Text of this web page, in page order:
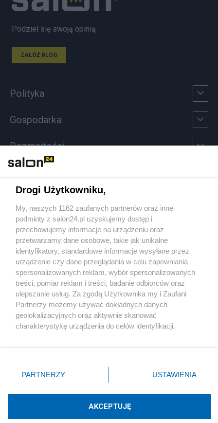
Podziel się swoją opinią
ZAŁÓŻ BLOG
Polityka
Gospodarka
Rozmaitości
Sport
Społeczeństwo
Kultura
X Facebook Instagram Youtube
Technologię dostarcza:W3media.pl
Drogi Użytkowniku,
My, naszych 1162 zaufanych partnerów oraz inne
podmioty z salon24.pl uzyskujemy dostęp i
przechowujemy informacje na urządzeniu oraz
przetwarzamy dane osobowe, takie jak unikalne
identyfikatory, standardowe informacje wysyłane przez
urządzenie czy dane przeglądania w celu zapewniania
spersonalizowanych reklam, wybór spersonalizowanych
treści, pomiar reklam i treści, badanie odbiorców oraz
ulepszanie usług. Za zgodą Użytkownika my i Zaufani
Partnerzy możemy używać dokładnych danych
geolokalizacyjnych oraz aktywnie skanować
charakterystykę urządzenia do celów identyfikacji.
zmienić/wycofać klikając przycisk ustawień prywatności
znajdujący się w lewym dolnym rogu strony
rodzaje przetwarzania danych nie wymagają zgody
użytkownika, ale masz prawo sprzeciwić się takiemu
PARTNERZY USTAWIENIA
AKCEPTUJĘ